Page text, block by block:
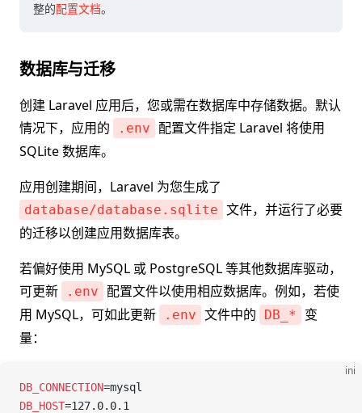
整的配置文档。
数据库与迁移
创建 Laravel 应用后，您或需在数据库中存储数据。默认
情况下，应用的
.env
配置文件指定 Laravel 将使用
SQLite 数据库。
应用创建期间，Laravel 为您生成了
database/database.sqlite 文件，并运行了必要
的迁移以创建应用数据库表。
若偏好使用 MySQL 或 PostgreSQL 等其他数据库驱动，
可更新
.env
配置文件以使用相应数据库。例如，若使
用 MySQL，可如此更新
.env 文件中的 DB_*
变
量：
ini
DB_CONNECTION=mysql
DB_HOST=127.0.0.1